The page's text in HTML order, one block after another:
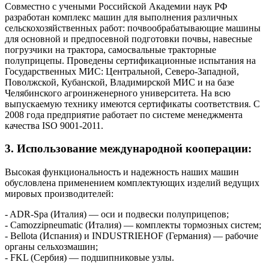
Совместно с учеными Российской Академии наук РФ
разработан комплекс машин для выполнения различных
сельскохозяйственных работ: почвообрабатывающие машины
для основной и предпосевной подготовки почвы, навесные
погрузчики на трактора, самосвальные тракторные
полуприцепы. Проведены сертификационные испытания на
Государственных МИС: Центральной, Северо-Западной,
Поволжской, Кубанской, Владимирской МИС и на базе
Челябинского агроинженерного университета. На всю
выпускаемую технику имеются сертификаты соответствия. С
2008 года предприятие работает по системе менеджмента
качества ISO 9001-2011.
3. Использование международной кооперации:
Высокая функциональность и надежность наших машин
обусловлена применением комплектующих изделий ведущих
мировых производителей:
- ADR-Spa (Италия) — оси и подвески полуприцепов;
- Camozzipneumatic (Италия) — комплекты тормозных систем;
- Bellota (Испания) и INDUSTRIEHOF (Германия) — рабочие
органы сельхозмашин;
- FKL (Сербия) — подшипниковые узлы.